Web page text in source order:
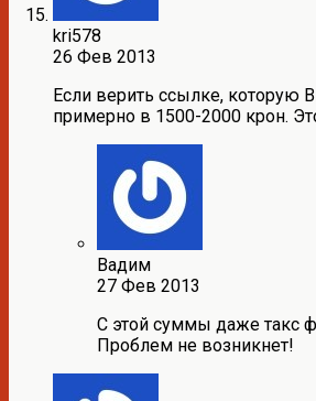
kri578
26 Фев 2013
Если верить ссылке, которую
примерно в 1500-2000 крон.
Вадим
27 Фев 2013
С этой суммы даже такс
Проблем не возникнет!